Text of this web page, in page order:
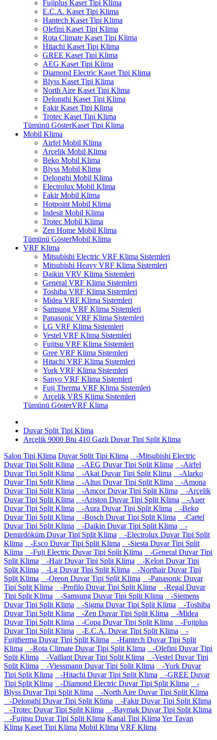
Fujiplus Kaset Tipi Klima
E.C.A. Kaset Tipi Klima
Hantech Kaset Tipi Klima
Olefini Kaset Tipi Klima
Rota Climate Kaset Tipi Klima
Hitachi Kaset Tipi Klima
GREE Kaset Tipi Klima
AEG Kaset Tipi Klima
Diamond Electric Kaset Tipi Klima
Blyss Kaset Tipi Klima
North Aire Kaset Tipi Klima
Delonghi Kaset Tipi Klima
Fakir Kaset Tipi Klima
Trotec Kaset Tipi Klima
Tümünü GösterKaset Tipi Klima
Mobil Klima
Airfel Mobil Klima
Arçelik Mobil Klima
Beko Mobil Klima
Blyss Mobil Klima
Delonghi Mobil Klima
Electrolux Mobil Klima
Fakir Mobil Klima
Hotpoint Mobil Klima
İndesit Mobil Klima
Trotec Mobil Klima
Zen Home Mobil Klima
Tümünü GösterMobil Klima
VRF Klima
Mitsubishi Electric VRF Klima Sistemleri
Mitsubishi Heavy VRF Klima Sistemleri
Daikin VRV Klima Sistemleri
General VRF Klima Sistemleri
Toshiba VRF Klima Sistemleri
Midea VRF Klima Sistemleri
Samsung VRF Klima Sistemleri
Panasonic VRF Klima Sistemleri
LG VRF Klima Sistemleri
Vestel VRF Klima Sistemleri
Fujitsu VRF Klima Sistemleri
Gree VRF Klima Sistemleri
Hitachi VRF Klima Sistemleri
York VRF Klima Sistemleri
Sanyo VRF Klima Sistemleri
Fuji Therma VRF Klima Sistemleri
Arçelik VRS Klima Sistemleri
Tümünü GösterVRF Klima
Duvar Split Tipi Klima
Arçelik 9000 Btu 410 Gazlı Duvar Tipi Split Klima
Salon Tipi Klima Duvar Split Tipi Klima
-Mitsubishi Electric
Duvar Tipi Split Klima
-AEG Duvar Tipi Split Klima
-Airfel
Duvar Tipi Split Klima
-Akai Duvar Tipi Split Klima
-Alarko
Duvar Tipi Split Klima
-Altus Duvar Tipi Split Klima
-Amona
Duvar Tipi Split Klima
-Amcor Duvar Tipi Split Klima
-Arçelik
Duvar Tipi Split Klima
-Ariston Duvar Tipi Split Klima
-Auer
Duvar Tipi Split Klima
-Aura Duvar Tipi Split Klima
-Beko
Duvar Tipi Split Klima
-Bosch Duvar Tipi Split Klima
-Cartel
Duvar Tipi Split Klima
-Daikin Duvar Tipi Split Klima
-
Demirdöküm Duvar Tipi Split Klima
-Electrolux Duvar Tipi Split
Klima
-Esco Duvar Tipi Split Klima
-Siesta Duvar Tipi Split
Klima
-Fuji Electric Duvar Tipi Split Klima
-General Duvar Tipi
Split Klima
-Hair Duvar Tipi Split Klima
-Kelon Duvar Tipi
Split Klima
-Lg Duvar Tipi Split Klima
-Northair Duvar Tipi
Split Klima
-Oreon Duvar Tipi Split Klima
-Panasonic Duvar
Tipi Split Klima
-Profilo Duvar Tipi Split Klima
-Regal Duvar
Tipi Split Klima
-Samsung Duvar Tipi Split Klima
-Siemens
Duvar Tipi Split Klima
-Sigma Duvar Tipi Split Klima
-Toshiba
Duvar Tipi Split Klima
-Zen Duvar Tipi Split Klima
-Midea
Duvar Tipi Split Klima
-Copa Duvar Tipi Split Klima
-Fujiplus
Duvar Tipi Split Klima
-E.C.A. Duvar Tipi Split Klima
-
Fujitherma Duvar Tipi Split Klima
-Hantech Duvar Tipi Split
Klima
-Rota Climate Duvar Tipi Split Klima
-Olefini Duvar Tipi
Split Klima
-Vaillant Duvar Tipi Split Klima
-Vestel Duvar Tipi
Split Klima
-Viessmann Duvar Tipi Split Klima
-York Duvar
Tipi Split Klima
-Hitachi Duvar Tipi Split Klima
-GREE Duvar
Tipi Split Klima
-Diamond Electric Duvar Tipi Split Klima
-
Blyss Duvar Tipi Split Klima
-North Aire Duvar Tipi Split Klima
-Delonghi Duvar Tipi Split Klima
-Fakir Duvar Tipi Split Klima
-Trotec Duvar Tipi Split Klima
-Baymak Duvar Tipi Split Klima
-Fujitsu Duvar Tipi Split Klima Kanal Tipi Klima Yer Tavan
Klima Kaset Tipi Klima Mobil Klima VRF Klima